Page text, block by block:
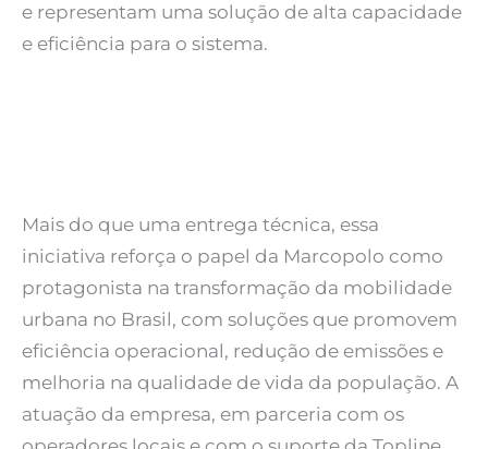
e representam uma solução de alta capacidade
e eficiência para o sistema.
Mais do que uma entrega técnica, essa
iniciativa reforça o papel da Marcopolo como
protagonista na transformação da mobilidade
urbana no Brasil, com soluções que promovem
eficiência operacional, redução de emissões e
melhoria na qualidade de vida da população. A
atuação da empresa, em parceria com os